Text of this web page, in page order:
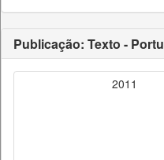
Publicação: Texto -
2011